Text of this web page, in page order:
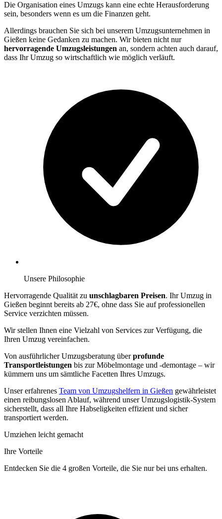
Die Organisation eines Umzugs kann eine echte Herausforderung
sein, besonders wenn es um die Finanzen geht.
Allerdings brauchen Sie sich bei unserem Umzugsunternehmen in
Gießen keine Gedanken zu machen. Wir bieten nicht nur
hervorragende Umzugsleistungen an, sondern achten auch darauf,
dass Ihr Umzug so wirtschaftlich wie möglich verläuft.
Unsere Philosophie
Hervorragende Qualität zu unschlagbaren Preisen. Ihr Umzug in
Gießen beginnt bereits ab 27€, ohne dass Sie auf professionellen
Service verzichten müssen.
Wir stellen Ihnen eine Vielzahl von Services zur Verfügung, die
Ihren Umzug vereinfachen.
Von ausführlicher Umzugsberatung überprofunde
Transportleistungen bis zur Möbelmontage und -demontage – wir
kümmern uns um sämtliche Facetten Ihres Umzugs.
Unser erfahrenes Team von Umzugshelfern in Gießen gewährleistet
einen reibungslosen Ablauf, während unser Umzugslogistik-System
sicherstellt, dass all Ihre Habseligkeiten effizient und sicher
transportiert werden.
Umziehen leicht gemacht
Ihre Vorteile
Entdecken Sie die 4 großen Vorteile, die Sie nur bei uns erhalten.